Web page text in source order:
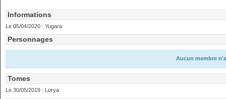
Informations
Le 05/04/2020 : Yugara
Personnages
Aucun membre
Tomes
Le 30/05/2019 : Lorya